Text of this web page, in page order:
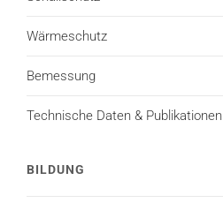
Wärmeschutz
Bemessung
Technische Daten & Publikationen
BILDUNG